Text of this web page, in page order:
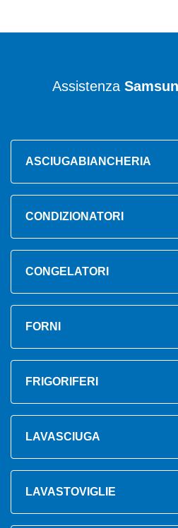
Assistenza
ASCIUGABIANCHERIA
CONDIZIONATORI
CONGELATORI
FORNI
FRIGORIFERI
LAVASCIUGA
LAVASTOVIGLIE